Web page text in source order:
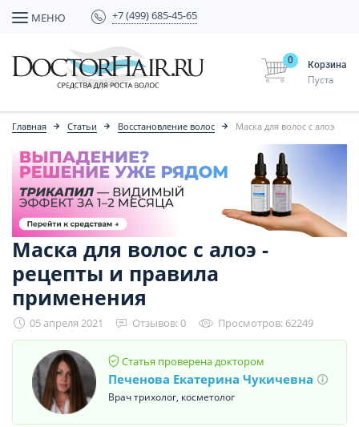
МЕНЮ +7 (499) 685-45-65
Корзина
0
Пуста
Главная Статьи Восстановление волос Маска для волос с алоэ
Маска для волос с алоэ -
рецепты и правила
применения
05 апреля 2021 Отзывов: 0 Просмотров: 62249
Статья проверена доктором
Печенова Екатерина Чукичевна
Врач трихолог, косметолог